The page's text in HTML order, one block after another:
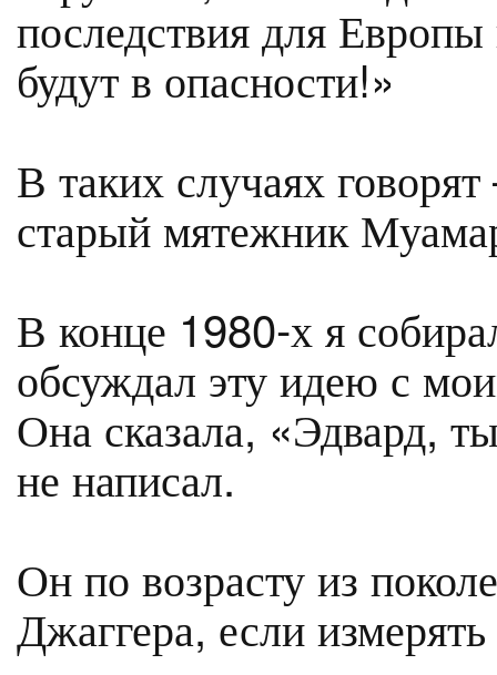
последствия для
будут в опасности!»
В таких случаях
старый мятежник
В конце 1980-х я
обсуждал эту идею с
Она сказала, «Эдвард,
не написал.
Он по возрасту из
Джаггера, если